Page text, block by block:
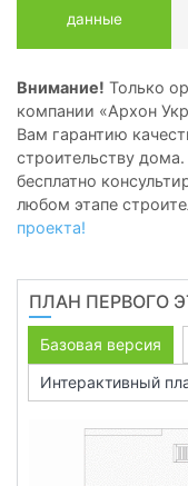
данные
Внимание! Только
компании «Архон
Вам гарантию
строительству
бесплатно
любом этапе
проекта!
ПЛАН ПЕРВОГО
Базовая версия
Интерактивный